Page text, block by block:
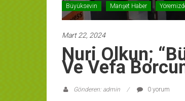
Büyüksevin Manşet Haber
Mart 22, 2024
Nuri Olkun;
Ve Vefa
Gönderen: admin 0 yorum